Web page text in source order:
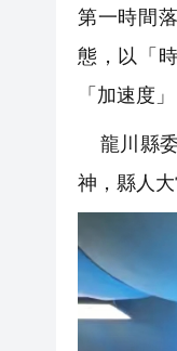
第一時間
態，以「
「加速度
龍川縣委
神，縣人